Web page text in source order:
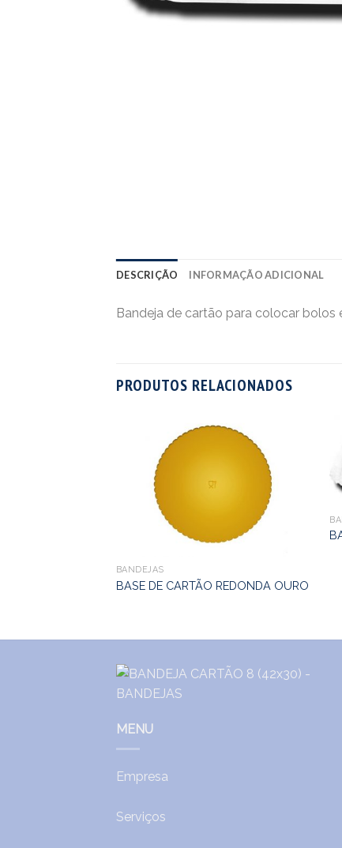
DESCRIÇÃO INFORMAÇÃO ADICIONAL
Bandeja de cartão para colocar
PRODUTOS RELACIONADOS
BANDEJAS
BASE DE CARTÃO REDONDA OURO
MENU
Empresa
Serviços